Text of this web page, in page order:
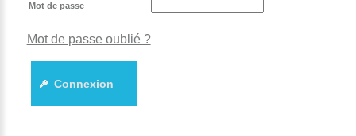
Mot de passe
Mot de passe oublié ?
Connexion